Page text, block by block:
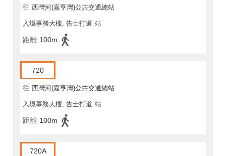
往 西灣河(嘉亨灣)公共交通總站
入境事務大樓, 告士打道 站
距離 100m
720
往 西灣河(嘉亨灣)公共交通總站
入境事務大樓, 告士打道 站
距離 100m
720A